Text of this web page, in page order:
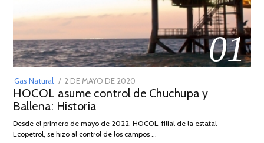
01
Gas Natural
POSTED
ON
2 DE MAYO DE 2020
DE
2026
HOCOL asume control de Chuchupa y
Ballena: Historia
Desde el primero de mayo de 2022, HOCOL, filial de la estatal
Ecopetrol, se hizo al control de los campos …